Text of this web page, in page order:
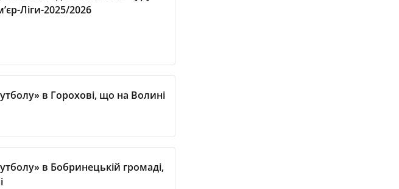
Ліги-2025/2026
в Горохові, що на Волині
в Бобринецькій громаді,